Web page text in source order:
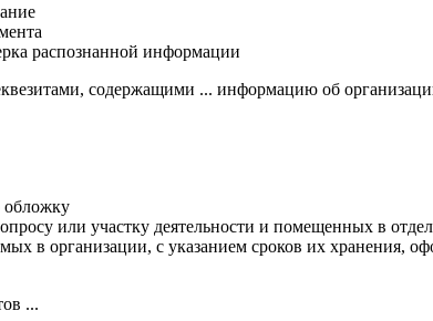
распознанной информации
содержащими ... информацию об
обложку
или участку деятельности и помещенных в
в организации, с указанием сроков их хранения,
...